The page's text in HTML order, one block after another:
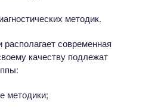
методик.
современная
качеству подлежат
методики;